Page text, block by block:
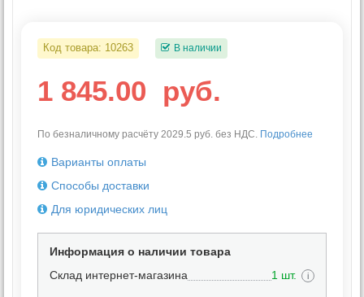
Код товара: 10263 В наличии
1 845.00 руб.
По безналичному расчёту 2029.5 руб. без НДС. Подробнее
Варианты оплаты
Способы доставки
Для юридических лиц
Информация о наличии товара
Склад интернет-магазина
1 шт. i